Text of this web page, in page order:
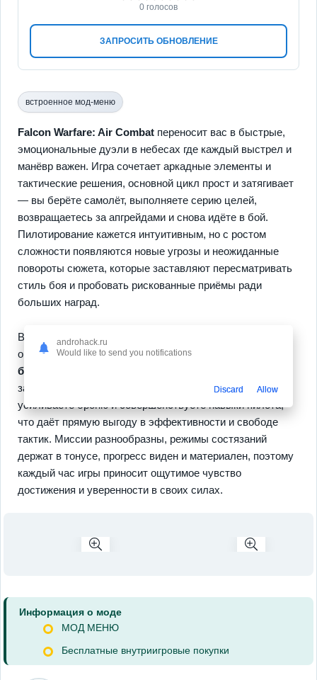
ЗАПРОСИТЬ ОБНОВЛЕНИЕ
0 голосов
встроенное мод-меню
Falcon Warfare: Air Combat переносит вас в быстрые,
эмоциональные дуэли в небесах где каждый выстрел и
манёвр важен. Игра сочетает аркадные элементы и
тактические решения, основной цикл прост и затягивает
— вы берёте самолёт, выполняете серию целей,
возвращаетесь за апгрейдами и снова идёте в бой.
Пилотирование кажется интуитивным, но с ростом
сложности появляются новые угрозы и неожиданные
повороты сюжета, которые заставляют пересматривать
стиль боя и пробовать рискованные приёмы ради
больших наград.
В кампании открываются уникальные ветки развития и
ощутимый рост мастерства, при этом
баллистика
запоминающимся. Вы улучшаете вооружение,
усиливаете броню и совершенствуете навыки пилота,
что даёт прямую выгоду в эффективности и свободе
тактик. Миссии разнообразны, режимы состязаний
держат в тонусе, прогресс виден и материален, поэтому
каждый час игры приносит ощутимое чувство
достижения и уверенности в своих силах.
Информация о моде
МОД МЕНЮ
Бесплатные внутриигровые покупки
androhack.ru
Would like to send you notifications
Discard Allow